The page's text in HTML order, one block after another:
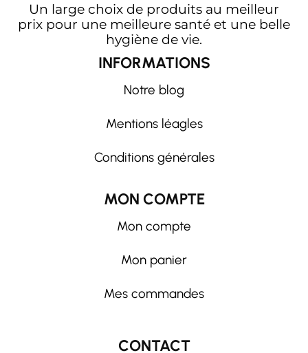
Un large choix de produits au meilleur
prix pour une meilleure santé et une belle
hygiène de vie.
INFORMATIONS
Notre blog
Mentions léagles
Conditions générales
MON COMPTE
Mon compte
Mon panier
Mes commandes
CONTACT